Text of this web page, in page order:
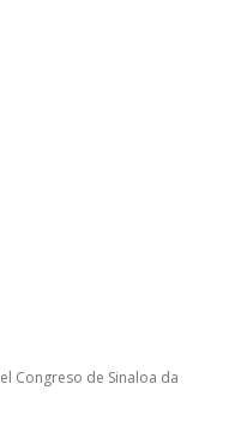
Congreso de Sinaloa da